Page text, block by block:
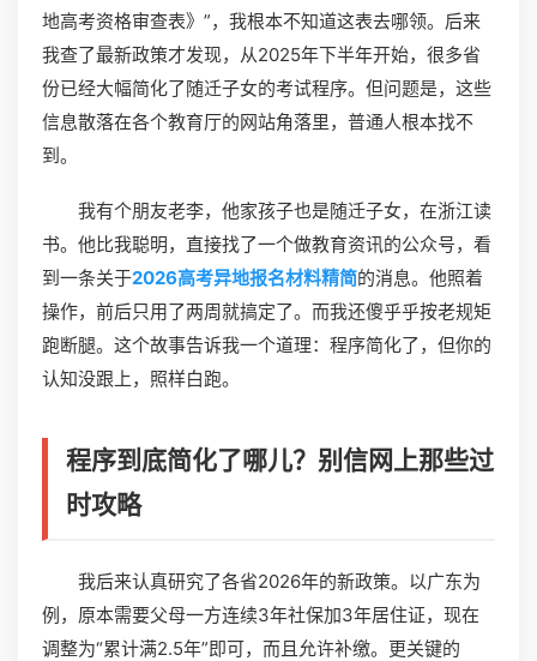
地高考资格审查表》”，我根本不知道这表去哪领。后来
我查了最新政策才发现，从2025年下半年开始，很多省
份已经大幅简化了随迁子女的考试程序。但问题是，这些
信息散落在各个教育厅的网站角落里，普通人根本找不
到。
我有个朋友老李，他家孩子也是随迁子女，在浙江读
书。他比我聪明，直接找了一个做教育资讯的公众号，看
到一条关于2026高考异地报名材料精简的消息。他照着
操作，前后只用了两周就搞定了。而我还傻乎乎按老规矩
跑断腿。这个故事告诉我一个道理：程序简化了，但你的
认知没跟上，照样白跑。
程序到底简化了哪儿？别信网上那些过
时攻略
我后来认真研究了各省2026年的新政策。以广东为
例，原本需要父母一方连续3年社保加3年居住证，现在
调整为“累计满2.5年”即可，而且允许补缴。更关键的